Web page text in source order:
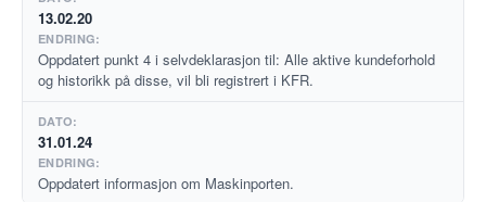
13.02.20
Oppdatert punkt 4 i selvdeklarasjon til: Alle aktive kundeforhold
og historikk på disse, vil bli registrert i KFR.
31.01.24
Oppdatert informasjon om Maskinporten.